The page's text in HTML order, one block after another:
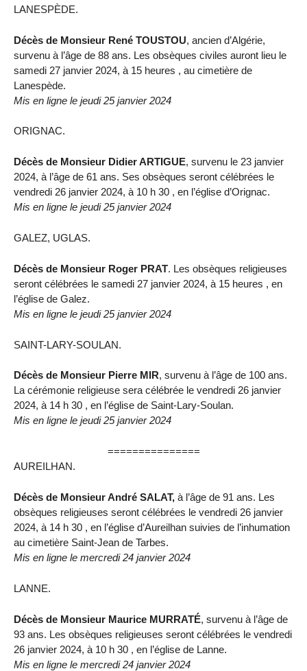
LANESPÈDE.
Décès de Monsieur René TOUSTOU, ancien d’Algérie,
survenu à l’âge de 88 ans. Les obsèques civiles auront lieu le
samedi 27 janvier 2024, à 15 heures , au cimetière de
Lanespède.
Mis en ligne le jeudi 25 janvier 2024
ORIGNAC.
Décès de Monsieur Didier ARTIGUE, survenu le 23 janvier
2024, à l’âge de 61 ans. Ses obsèques seront célébrées le
vendredi 26 janvier 2024, à 10 h 30 , en l’église d’Orignac.
Mis en ligne le jeudi 25 janvier 2024
GALEZ, UGLAS.
Décès de Monsieur Roger PRAT. Les obsèques religieuses
seront célébrées le samedi 27 janvier 2024, à 15 heures , en
l’église de Galez.
Mis en ligne le jeudi 25 janvier 2024
SAINT-LARY-SOULAN.
Décès de Monsieur Pierre MIR, survenu à l’âge de 100 ans.
La cérémonie religieuse sera célébrée le vendredi 26 janvier
2024, à 14 h 30 , en l’église de Saint-Lary-Soulan.
Mis en ligne le jeudi 25 janvier 2024
===============
AUREILHAN.
Décès de Monsieur André SALAT, à l’âge de 91 ans. Les
obsèques religieuses seront célébrées le vendredi 26 janvier
2024, à 14 h 30 , en l’église d’Aureilhan suivies de l’inhumation
au cimetière Saint-Jean de Tarbes.
Mis en ligne le mercredi 24 janvier 2024
LANNE.
Décès de Monsieur Maurice MURRATÉ, survenu à l’âge de
93 ans. Les obsèques religieuses seront célébrées le vendredi
26 janvier 2024, à 10 h 30 , en l’église de Lanne.
Mis en ligne le mercredi 24 janvier 2024